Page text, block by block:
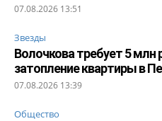
07.08.2026 13:51
Звезды
Волочкова требует 5 млн
затопление квартиры в
07.08.2026 13:39
Общество